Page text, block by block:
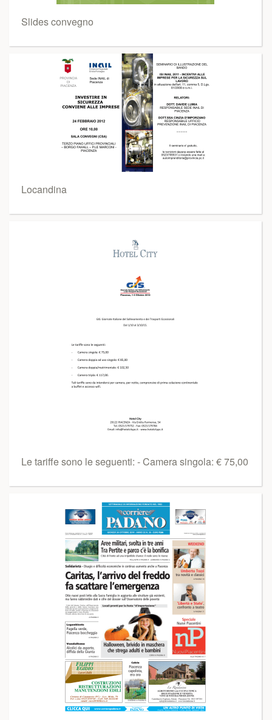
Slides convegno
Locandina
Le tariffe sono le seguenti: - Camera singola: € 75,00